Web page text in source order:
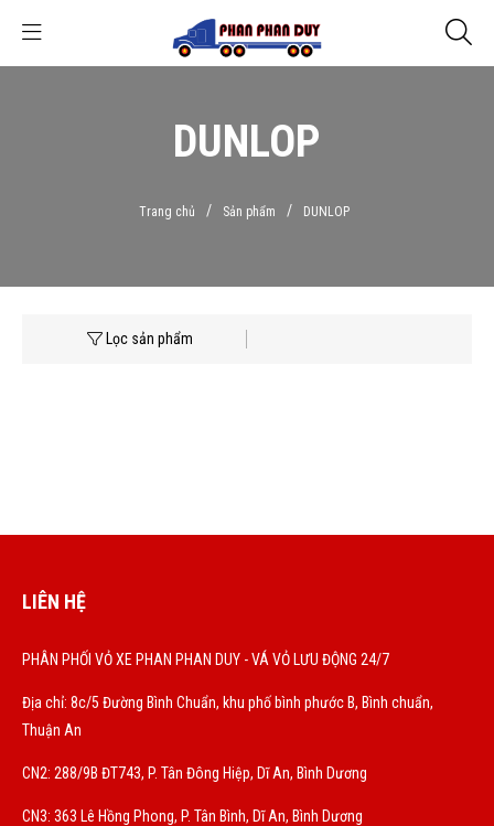
DUNLOP
Trang chủ / Sản phẩm / DUNLOP
Lọc sản phẩm
LIÊN HỆ
PHÂN PHỐI VỎ XE PHAN PHAN DUY - VÁ VỎ LƯU ĐỘNG 24/7
Địa chỉ: 8c/5 Đường Bình Chuẩn, khu phố bình phước B, Bình chuẩn,
Thuận An
CN2: 288/9B ĐT743, P. Tân Đông Hiệp, Dĩ An, Bình Dương
CN3: 363 Lê Hồng Phong, P. Tân Bình, Dĩ An, Bình Dương